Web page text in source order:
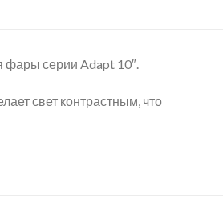
фары серии Adapt 10″.
свет контрастным, что